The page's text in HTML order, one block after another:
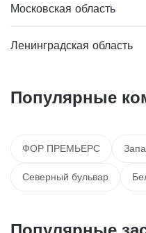
Московская область
Ленинградская область
Популярные
ФОР ПРЕМЬЕРС
Северный бульвар